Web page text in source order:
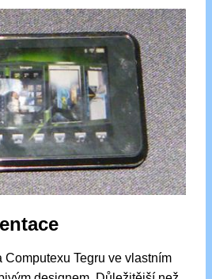
Computexu Tegru ve vlastním